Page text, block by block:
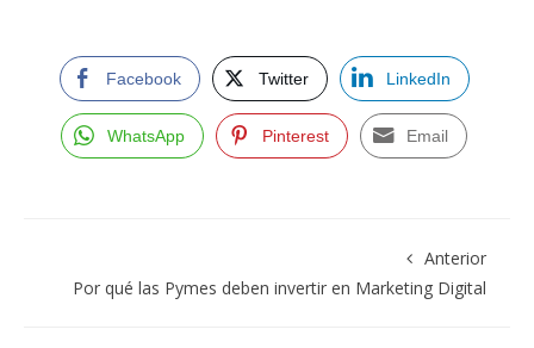
Facebook Twitter LinkedIn
WhatsApp Pinterest Email
Anterior
Por qué las Pymes deben invertir en Marketing Digital